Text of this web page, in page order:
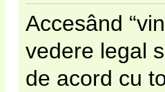
Accesând
vedere legal
de acord cu